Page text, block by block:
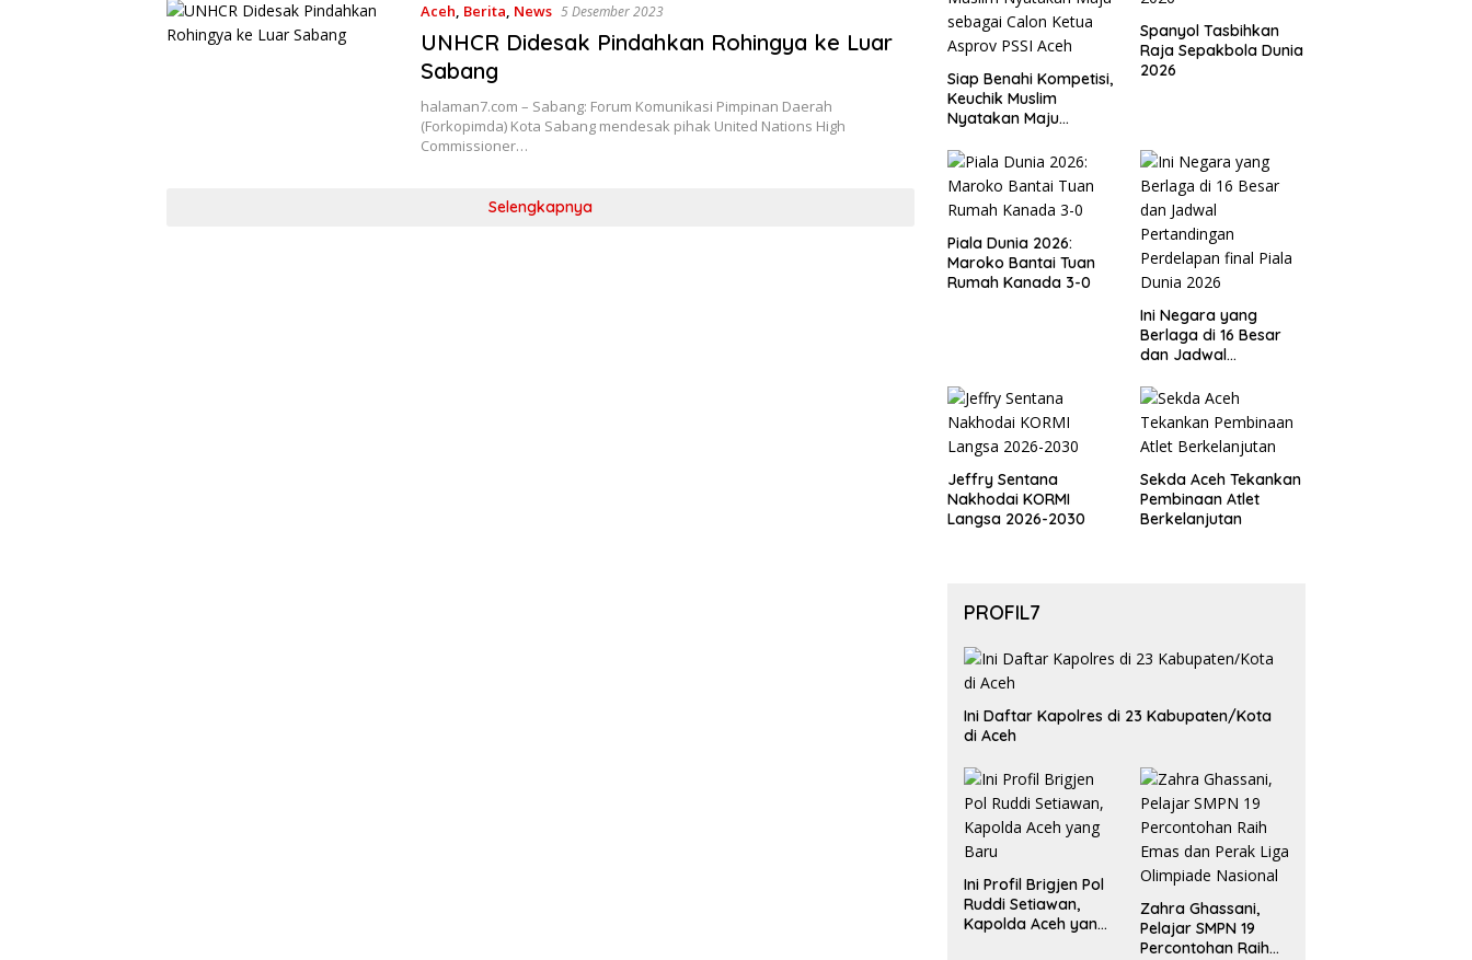
Aceh, Berita, News 5 Desember 2023
UNHCR Didesak Pindahkan Rohingya ke Luar
Sabang
halaman7.com – Sabang: Forum Komunikasi Pimpinan Daerah
(Forkopimda) Kota Sabang mendesak pihak United Nations High
Commissioner…
Selengkapnya
Siap Benahi Kompetisi,
Keuchik Muslim
Nyatakan Maju
Asprov PSSI Aceh
Spanyol Tasbihkan
Raja Sepakbola Dunia
2026
Piala Dunia 2026:
Maroko Bantai Tuan
Rumah Kanada 3-0
Ini Negara yang
Berlaga di 16 Besar
dan Jadwal
Perdelapan final Piala
Dunia 2026
Jeffry Sentana
Nakhodai KORMI
Langsa 2026-2030
Sekda Aceh Tekankan
Pembinaan Atlet
Berkelanjutan
PROFIL7
Ini Daftar Kapolres di 23 Kabupaten/Kota
di Aceh
Ini Profil Brigjen Pol
Ruddi Setiawan,
Kapolda Aceh yang
Zahra Ghassani,
Pelajar SMPN 19
Percontohan Raih